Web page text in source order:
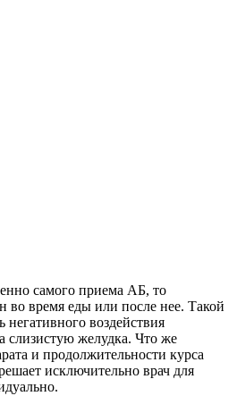
самого приема АБ, то
во время еды или после нее. Такой
негативного воздействия
слизистую желудка. Что же
и продолжительности курса
исключительно врач для